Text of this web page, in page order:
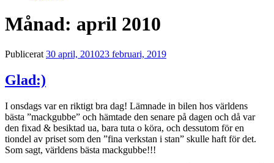
Månad: april 2010
Publicerat 30 april, 201023 februari, 2019
Glad:)
I onsdags var en riktigt bra dag! Lämnade in bilen hos världens
bästa ”mackgubbe” och hämtade den senare på dagen och då var
den fixad & besiktad ua, bara tuta o köra, och dessutom för en
tiondel av priset som den ”fina verkstan i stan” skulle haft för det.
Som sagt, världens bästa mackgubbe!!!